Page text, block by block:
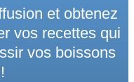
et obtenez
vos recettes qui
vos boissons